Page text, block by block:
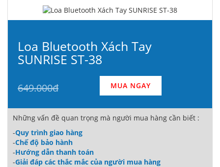
Loa Bluetooth Xách Tay
SUNRISE ST-38
649.000đ MUA NGAY
Những vấn đề quan trọng mà người mua hàng cần biết :
-Quy trình giao hàng
-Chế độ bảo hành
-Hướng dẫn thanh toán
-Giải đáp các thắc mắc của người mua hàng